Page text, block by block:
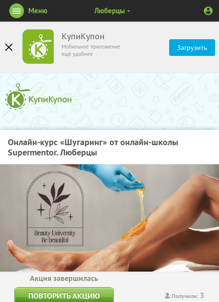
КупиКупон
Мобильное приложение
ещё удобнее
Загрузить
Меню Люберцы
Онлайн-курс «Шугаринг» от онлайн-школы
Supermentor. Люберцы
Получили: 3
Акция завершилась
ПОВТОРИТЬ АКЦИЮ